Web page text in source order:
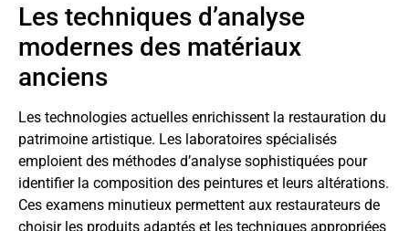
Les techniques d’analyse
modernes des matériaux
anciens
Les technologies actuelles enrichissent la restauration du
patrimoine artistique. Les laboratoires spécialisés
emploient des méthodes d’analyse sophistiquées pour
identifier la composition des peintures et leurs altérations.
Ces examens minutieux permettent aux restaurateurs de
choisir les produits adaptés et les techniques appropriées